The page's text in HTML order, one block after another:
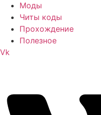
Моды
Читы коды
Прохождение
Полезное
Vk